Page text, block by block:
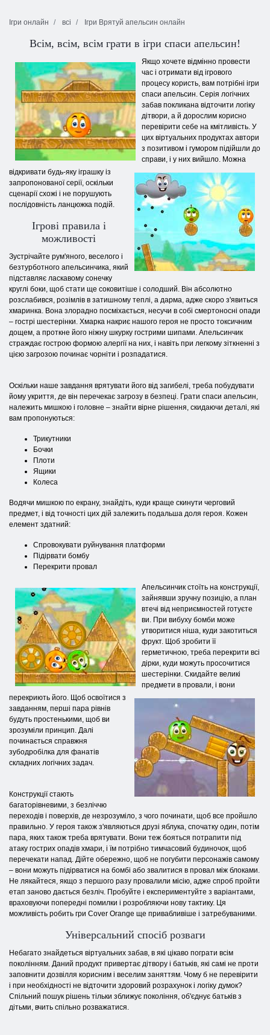
Ігри онлайн всі Ігри Врятуй апельсин онлайн
Всім, всім, всім грати в ігри спаси апельсин!
Якщо хочете відмінно провести
час і отримати від ігрового
процесу користь, вам потрібні ігри
спаси апельсин. Серія логічних
забав покликана відточити логіку
дітвори, а й дорослим корисно
перевірити себе на кмітливість. У
цих віртуальних продуктах автори
з позитивом і гумором підійшли до
справи, і у них вийшло. Можна
відкривати будь-яку іграшку із
запропонованої серії, оскільки
сценарії схожі і не порушують
послідовність ланцюжка подій.
Ігрові правила і
можливості
Зустрічайте рум'яного, веселого і
безтурботного апельсинчика, який
підставляє ласкавому сонечку
круглі боки, щоб стати ще соковитіше і солодший. Він абсолютно
розслабився, розімлів в затишному теплі, а дарма, адже скоро з'явиться
хмаринка. Вона злорадно посміхається, несучи в собі смертоносні опади
– гострі шестерінки. Хмарка накриє нашого героя не просто токсичним
дощем, а проткне його ніжну шкурку гострими шипами. Апельсинчик
страждає гострою формою алергії на них, і навіть при легкому зіткненні з
цією загрозою починає чорніти і розпадатися.
Оскільки наше завдання врятувати його від загибелі, треба побудувати
йому укриття, де він перечекає загрозу в безпеці. Грати спаси апельсин,
належить мишкою і головне – знайти вірне рішення, скидаючи деталі, які
вам пропонуються:
Трикутники
Бочки
Плоти
Ящики
Колеса
Водячи мишкою по екрану, знайдіть, куди краще скинути черговий
предмет, і від точності цих дій залежить подальша доля героя. Кожен
елемент здатний:
Спровокувати руйнування платформи
Підірвати бомбу
Перекрити провал
Апельсинчик стоїть на конструкції,
зайнявши зручну позицію, а план
втечі від неприємностей готуєте
ви. При вибуху бомби може
утворитися ніша, куди закотиться
фрукт. Щоб зробити її
герметичною, треба перекрити всі
дірки, куди можуть просочитися
шестерінки. Скидайте великі
предмети в провали, і вони
перекриють його. Щоб освоїтися з
завданням, перші пара рівнів
будуть простенькими, щоб ви
зрозуміли принцип. Далі
починається справжня
зубодробілка для фанатів
складних логічних задач.
Конструкції стають
багаторівневими, з безліччю
переходів і поверхів, де незрозуміло, з чого починати, щоб все пройшло
правильно. У героя також з'являються друзі яблука, спочатку один, потім
пара, яких також треба врятувати. Вони теж бояться потрапити під
атаку гострих опадів хмари, і їм потрібно тимчасовий будиночок, щоб
перечекати напад. Дійте обережно, щоб не погубити персонажів самому
– вони можуть підірватися на бомбі або звалитися в провал між блоками.
Не лякайтеся, якщо з першого разу провалили місію, адже спроб пройти
етап заново дається безліч. Пробуйте і експериментуйте з варіантами,
враховуючи попередні помилки і розробляючи нову тактику. Ця
можливість робить гри Cover Orange ще привабливіше і затребуваними.
Універсальний спосіб розваги
Небагато знайдеться віртуальних забав, в які цікаво пограти всім
поколінням. Даний продукт привертає дітвору і батьків, які самі не проти
заповнити дозвілля корисним і веселим заняттям. Чому б не перевірити
і при необхідності не відточити здоровий розрахунок і логіку думок?
Спільний пошук рішень тільки зближує покоління, об'єднує батьків з
дітьми, вчить спільно розважатися.